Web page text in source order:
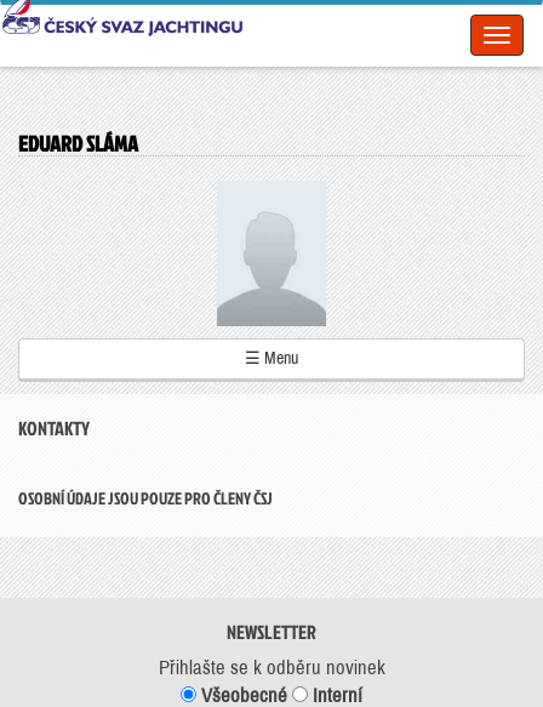
EDUARD SLÁMA
☰ Menu
KONTAKTY
OSOBNÍ ÚDAJE JSOU POUZE PRO ČLENY ČSJ
NEWSLETTER
Přihlašte se k odběru novinek
Všeobecné
Interní